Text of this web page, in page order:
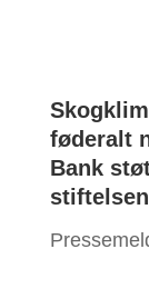
føderalt
Bank
stiftelsen